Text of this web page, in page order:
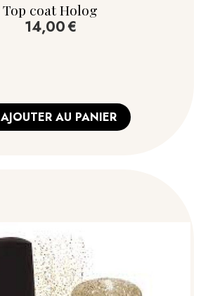
Top coat Holog
14,00€
AJOUTER AU PANIER